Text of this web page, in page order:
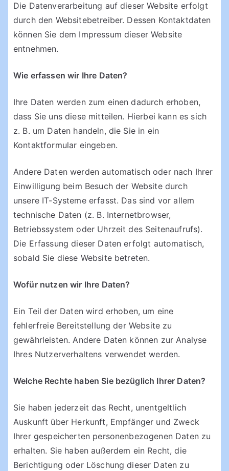
Die Datenverarbeitung auf dieser Website erfolgt
durch den Websitebetreiber. Dessen Kontaktdaten
können Sie dem Impressum dieser Website
entnehmen.
Wie erfassen wir Ihre Daten?
Ihre Daten werden zum einen dadurch erhoben,
dass Sie uns diese mitteilen. Hierbei kann es sich
z. B. um Daten handeln, die Sie in ein
Kontaktformular eingeben.
Andere Daten werden automatisch oder nach Ihrer
Einwilligung beim Besuch der Website durch
unsere IT-Systeme erfasst. Das sind vor allem
technische Daten (z. B. Internetbrowser,
Betriebssystem oder Uhrzeit des Seitenaufrufs).
Die Erfassung dieser Daten erfolgt automatisch,
sobald Sie diese Website betreten.
Wofür nutzen wir Ihre Daten?
Ein Teil der Daten wird erhoben, um eine
fehlerfreie Bereitstellung der Website zu
gewährleisten. Andere Daten können zur Analyse
Ihres Nutzerverhaltens verwendet werden.
Welche Rechte haben Sie bezüglich Ihrer Daten?
Sie haben jederzeit das Recht, unentgeltlich
Auskunft über Herkunft, Empfänger und Zweck
Ihrer gespeicherten personenbezogenen Daten zu
erhalten. Sie haben außerdem ein Recht, die
Berichtigung oder Löschung dieser Daten zu